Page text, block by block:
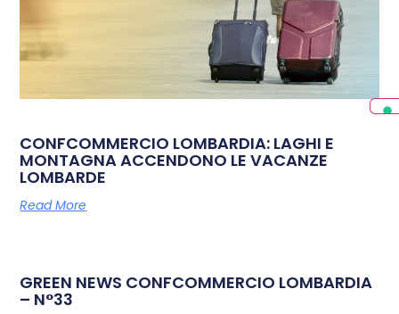
CONFCOMMERCIO LOMBARDIA: LAGHI E
MONTAGNA ACCENDONO LE VACANZE
LOMBARDE
Read More
GREEN NEWS CONFCOMMERCIO LOMBARDIA
– N°33